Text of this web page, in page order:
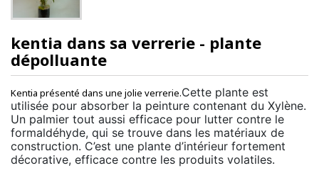
kentia dans sa verrerie - plante
dépolluante
Kentia présenté dans une jolie verrerie.Cette plante est
utilisée pour absorber la peinture contenant du Xylène.
Un palmier tout aussi efficace pour lutter contre le
formaldéhyde, qui se trouve dans les matériaux de
construction. C’est une plante d’intérieur fortement
décorative, efficace contre les produits volatiles.